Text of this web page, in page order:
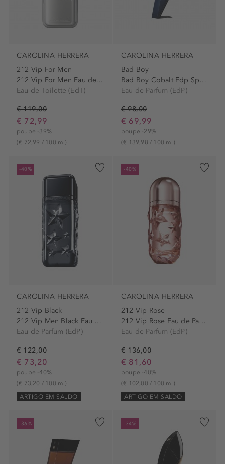
CAROLINA HERRERA
212 Vip For Men
212 Vip For Men Eau de...
Eau de Toilette (EdT)
€ 119,00
€ 72,99
poupe -39%
(€ 72,99 / 100 ml)
CAROLINA HERRERA
Bad Boy
Bad Boy Cobalt Edp Spray
Eau de Parfum (EdP)
€ 98,00
€ 69,99
poupe -29%
(€ 139,98 / 100 ml)
-40%
CAROLINA HERRERA
212 Vip Black
212 Vip Men Black Eau de...
Eau de Parfum (EdP)
€ 122,00
€ 73,20
poupe -40%
(€ 73,20 / 100 ml)
ARTIGO EM SALDO
-40%
CAROLINA HERRERA
212 Vip Rose
212 Vip Rose Eau de Parfum...
Eau de Parfum (EdP)
€ 136,00
€ 81,60
poupe -40%
(€ 102,00 / 100 ml)
ARTIGO EM SALDO
-36% -34%